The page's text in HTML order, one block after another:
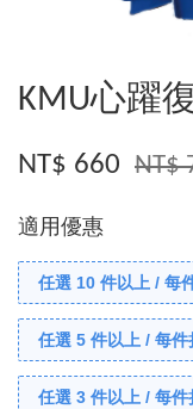
KMU心躍
NT$ 660 NT$
適用優惠
任選 10 件以上 / 每
任選 5 件以上 / 每
任選 3 件以上 / 每